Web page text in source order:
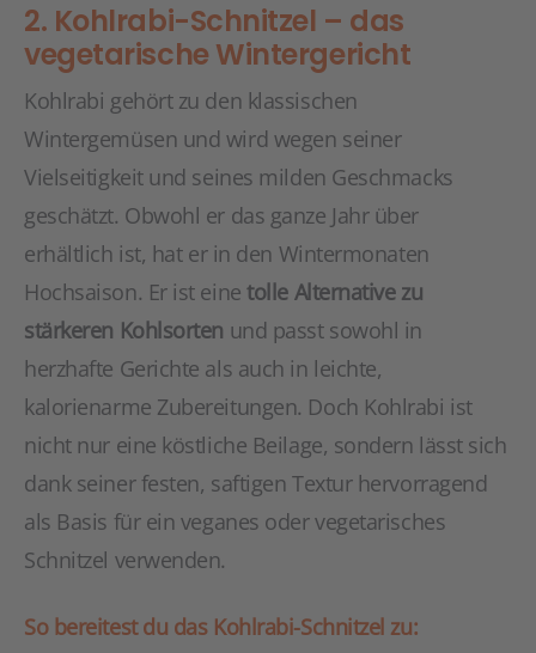
2. Kohlrabi-Schnitzel – das
vegetarische Wintergericht
Kohlrabi gehört zu den klassischen
Wintergemüsen und wird wegen seiner
Vielseitigkeit und seines milden Geschmacks
geschätzt. Obwohl er das ganze Jahr über
erhältlich ist, hat er in den Wintermonaten
Hochsaison. Er ist einetolle Alternative zu
stärkeren Kohlsorten und passt sowohl in
herzhafte Gerichte als auch in leichte,
kalorienarme Zubereitungen. Doch Kohlrabi ist
nicht nur eine köstliche Beilage, sondern lässt sich
dank seiner festen, saftigen Textur hervorragend
als Basis für ein veganes oder vegetarisches
Schnitzel verwenden.
So bereitest du das Kohlrabi-Schnitzel zu: